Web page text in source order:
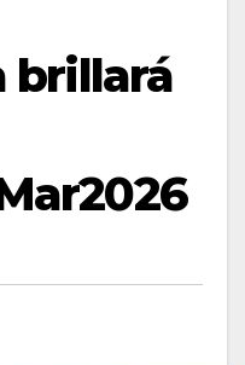
brillará